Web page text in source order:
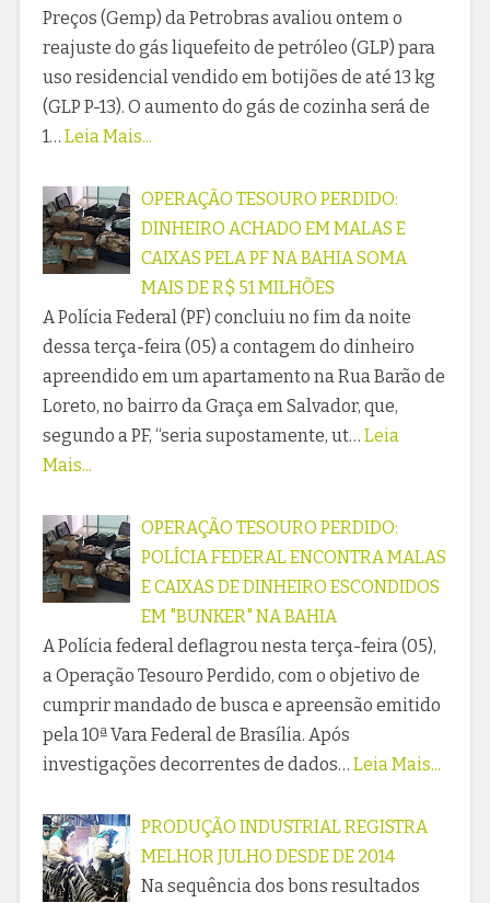
Preços (Gemp) da Petrobras avaliou ontem o
reajuste do gás liquefeito de petróleo (GLP) para
uso residencial vendido em botijões de até 13 kg
(GLP P-13). O aumento do gás de cozinha será de
1… Leia Mais...
OPERAÇÃO TESOURO PERDIDO:
DINHEIRO ACHADO EM MALAS E
CAIXAS PELA PF NA BAHIA SOMA
MAIS DE R$ 51 MILHÕES
A Polícia Federal (PF) concluiu no fim da noite
dessa terça-feira (05) a contagem do dinheiro
apreendido em um apartamento na Rua Barão de
Loreto, no bairro da Graça em Salvador, que,
segundo a PF, “seria supostamente, ut… Leia
Mais...
OPERAÇÃO TESOURO PERDIDO:
POLÍCIA FEDERAL ENCONTRA MALAS
E CAIXAS DE DINHEIRO ESCONDIDOS
EM "BUNKER" NA BAHIA
A Polícia federal deflagrou nesta terça-feira (05),
a Operação Tesouro Perdido, com o objetivo de
cumprir mandado de busca e apreensão emitido
pela 10ª Vara Federal de Brasília. Após
investigações decorrentes de dados… Leia Mais...
PRODUÇÃO INDUSTRIAL REGISTRA
MELHOR JULHO DESDE DE 2014
Na sequência dos bons resultados